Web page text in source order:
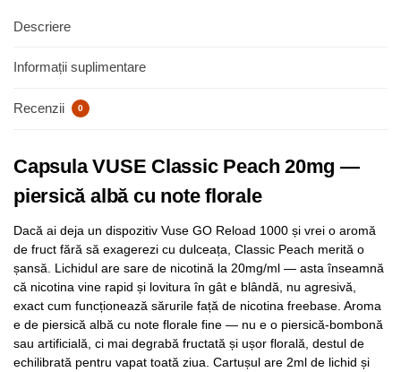
Descriere
Informații suplimentare
Recenzii 0
Capsula VUSE Classic Peach 20mg —
piersică albă cu note florale
Dacă ai deja un dispozitiv Vuse GO Reload 1000 și vrei o aromă
de fruct fără să exagerezi cu dulceața, Classic Peach merită o
șansă. Lichidul are sare de nicotină la 20mg/ml — asta înseamnă
că nicotina vine rapid și lovitura în gât e blândă, nu agresivă,
exact cum funcționează sărurile față de nicotina freebase. Aroma
e de piersică albă cu note florale fine — nu e o piersică-bombonă
sau artificială, ci mai degrabă fructată și ușor florală, destul de
echilibrată pentru vapat toată ziua. Cartușul are 2ml de lichid și